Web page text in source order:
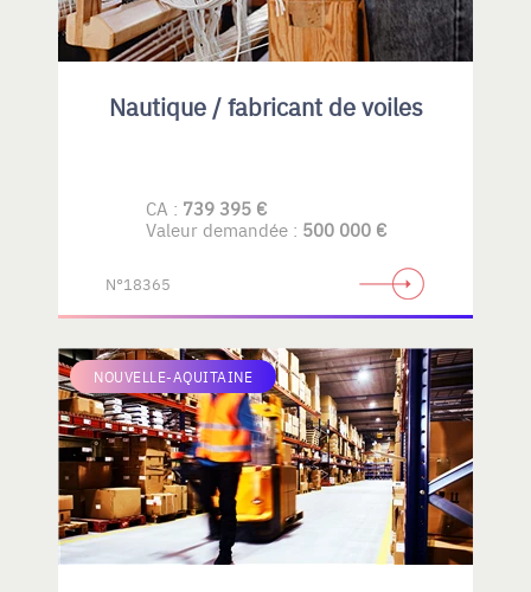
Nautique / fabricant de voiles
CA : 739 395 €
Valeur demandée : 500 000 €
N°18365
NOUVELLE-AQUITAINE